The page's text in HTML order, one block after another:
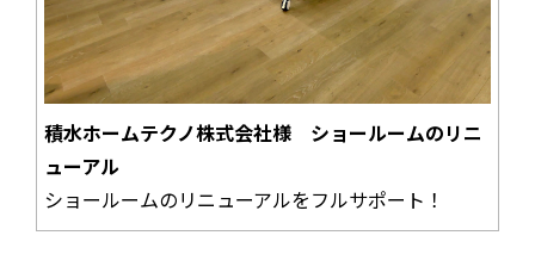
積水ホームテクノ株式会社様 ショールームのリニ
ューアル
ショールームのリニューアルをフルサポート！